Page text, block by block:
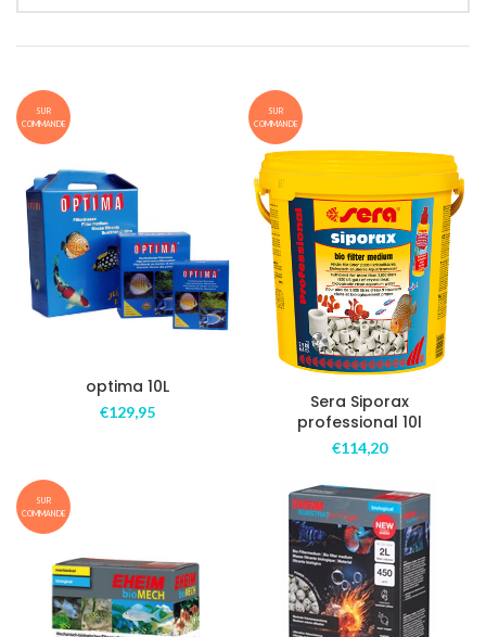
SUR
COMMANDE
optima 10L
€129,95
SUR
COMMANDE
Sera Siporax
professional 10l
€114,20
SUR
COMMANDE